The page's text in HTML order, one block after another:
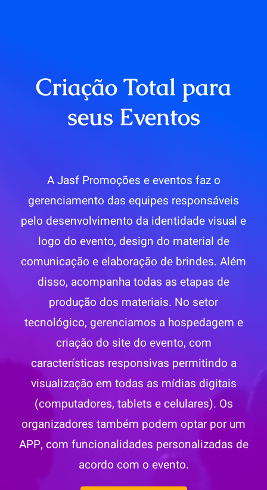
Criação Total para
seus Eventos
A Jasf Promoções e eventos faz o
gerenciamento das equipes responsáveis
pelo desenvolvimento da identidade visual e
logo do evento, design do material de
comunicação e elaboração de brindes. Além
disso, acompanha todas as etapas de
produção dos materiais. No setor
tecnológico, gerenciamos a hospedagem e
criação do site do evento, com
características responsivas permitindo a
visualização em todas as mídias digitais
(computadores, tablets e celulares). Os
organizadores também podem optar por um
APP, com funcionalidades personalizadas de
acordo com o evento.